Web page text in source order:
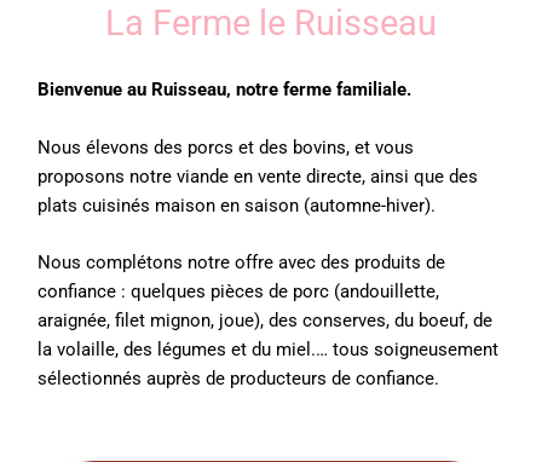
La Ferme le Ruisseau
Bienvenue au Ruisseau, notre ferme familiale.
Nous élevons des porcs et des bovins, et vous
proposons notre viande en vente directe, ainsi que des
plats cuisinés maison en saison (automne-hiver).
Nous complétons notre offre avec des produits de
confiance : quelques pièces de porc (andouillette,
araignée, filet mignon, joue), des conserves, du boeuf, de
la volaille, des légumes et du miel.… tous soigneusement
sélectionnés auprès de producteurs de confiance.